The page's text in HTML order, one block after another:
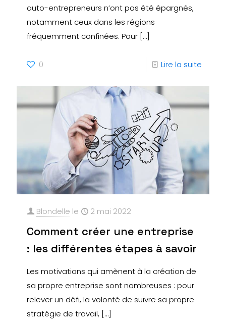
auto-entrepreneurs n’ont pas été épargnés,
notamment ceux dans les régions
fréquemment confinées. Pour […]
0 Lire la suite
Blondelle le 2 mai 2022
Comment créer une entreprise
: les différentes étapes à savoir
Les motivations qui amènent à la création de
sa propre entreprise sont nombreuses : pour
relever un défi, la volonté de suivre sa propre
stratégie de travail, […]